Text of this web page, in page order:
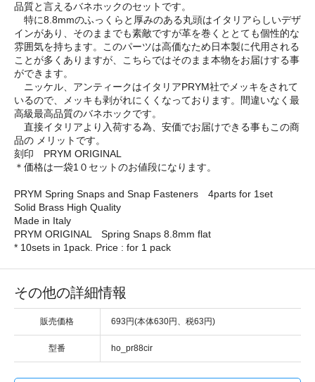
品質と言えるバネホックのセットです。
特に8.8mmのふっくらと厚みのある丸頭はイタリアらしいデザ
インがあり、そのままでも素敵ですが革を巻くととても個性的な
雰囲気を持ちます。このパーツは高価なため日本製に代用される
ことが多くありますが、こちらではそのまま本物をお届けする事
ができます。
ニッケル、アンティークはイタリアPRYM社でメッキをされて
いるので、メッキも剥がれにくくなっております。間違いなく最
高級最高品質のバネホックです。
直接イタリアより入荷する為、安価でお届けできる事もこの商
品の メリットです。
刻印 PRYM ORIGINAL
＊価格は一袋1０セットのお値段になります。
PRYM Spring Snaps and Snap Fasteners 4parts for 1set
Solid Brass High Quality
Made in Italy
PRYM ORIGINAL Spring Snaps 8.8mm flat
* 10sets in 1pack. Price : for 1 pack
その他の詳細情報
販売価格 693円(本体630円、税63円)
型番 ho_pr88cir